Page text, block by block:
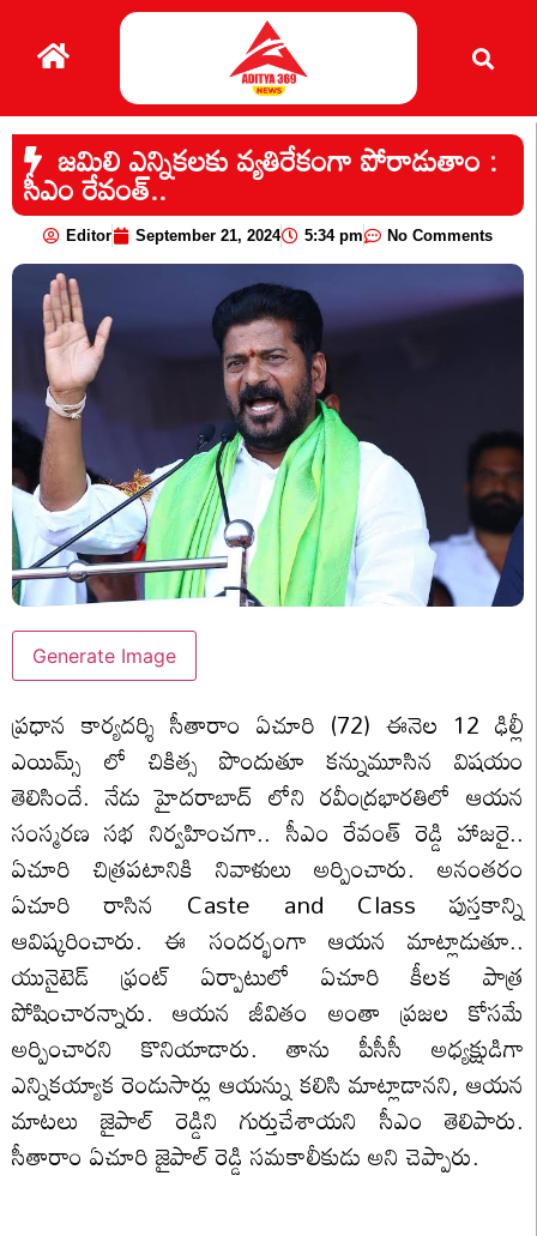
జమిలి ఎన్నికలకు వ్యతిరేకంగా పోరాడుతాం :
సీఎం రేవంత్..
Editor September 21, 2024 5:34 pm No Comments
Generate Image
ప్రధాన కార్యదర్శి సీతారాం ఏచూరి (72) ఈనెల 12 ఢిల్లీ
ఎయిమ్స్ లో చికిత్స పొందుతూ కన్నుమూసిన విషయం
తెలిసిందే. నేడు హైదరాబాద్ లోని రవీంద్రభారతిలో ఆయన
సంస్మరణ సభ నిర్వహించగా.. సీఎం రేవంత్ రెడ్డి హాజరై..
ఏచూరి చిత్రపటానికి నివాళులు అర్పించారు. అనంతరం
ఏచూరి రాసిన Caste and Class పుస్తకాన్ని
ఆవిష్కరించారు. ఈ సందర్భంగా ఆయన మాట్లాడుతూ..
యునైటెడ్ ఫ్రంట్ ఏర్పాటులో ఏచూరి కీలక పాత్ర
పోషించారన్నారు. ఆయన జీవితం అంతా ప్రజల కోసమే
అర్పించారని కొనియాడారు. తాను పీసీసీ అధ్యక్షుడిగా
ఎన్నికయ్యాక రెండుసార్లు ఆయన్ను కలిసి మాట్లాడానని, ఆయన
మాటలు జైపాల్ రెడ్డిని గుర్తుచేశాయని సీఎం తెలిపారు.
సీతారాం ఏచూరి జైపాల్ రెడ్డి సమకాలీకుడు అని చెప్పారు.